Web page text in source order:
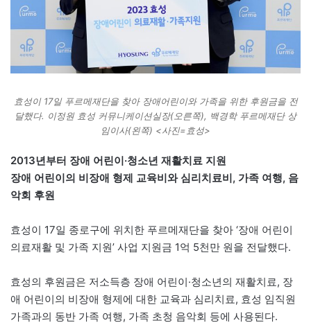
효성이 17일 푸르메재단을 찾아 장애어린이와 가족을 위한 후원금을 전
달했다. 이정원 효성 커뮤니케이션실장(오른쪽), 백경학 푸르메재단 상
임이사(왼쪽) <사진=효성>
2013년부터 장애 어린이·청소년 재활치료 지원
장애 어린이의 비장애 형제 교육비와 심리치료비, 가족 여행, 음
악회 후원
효성이 17일 종로구에 위치한 푸르메재단을 찾아 ‘장애 어린이
의료재활 및 가족 지원’ 사업 지원금 1억 5천만 원을 전달했다.
효성의 후원금은 저소득층 장애 어린이·청소년의 재활치료, 장
애 어린이의 비장애 형제에 대한 교육과 심리치료, 효성 임직원
가족과의 동반 가족 여행, 가족 초청 음악회 등에 사용된다.